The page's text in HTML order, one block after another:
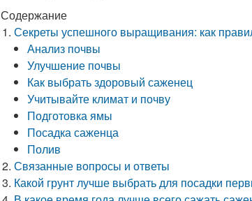
Содержание
Секреты успешного выращивания: как
Анализ почвы
Улучшение почвы
Как выбрать здоровый саженец
Учитывайте климат и почву
Подготовка ямы
Посадка саженца
Полив
Связанные вопросы и ответы
Какой грунт лучше выбрать для посадки